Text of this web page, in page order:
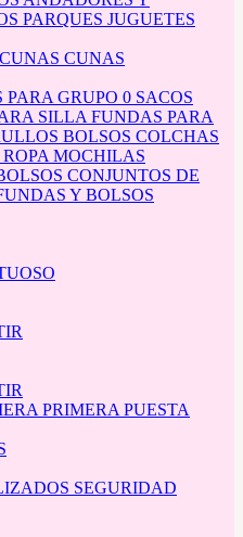
PARQUES JUGUETES
CUNAS
PARA GRUPO 0 SACOS
SILLA FUNDAS PARA
BOLSOS COLCHAS
ROPA MOCHILAS
CONJUNTOS DE
Y BOLSOS
PRIMERA PUESTA
SEGURIDAD